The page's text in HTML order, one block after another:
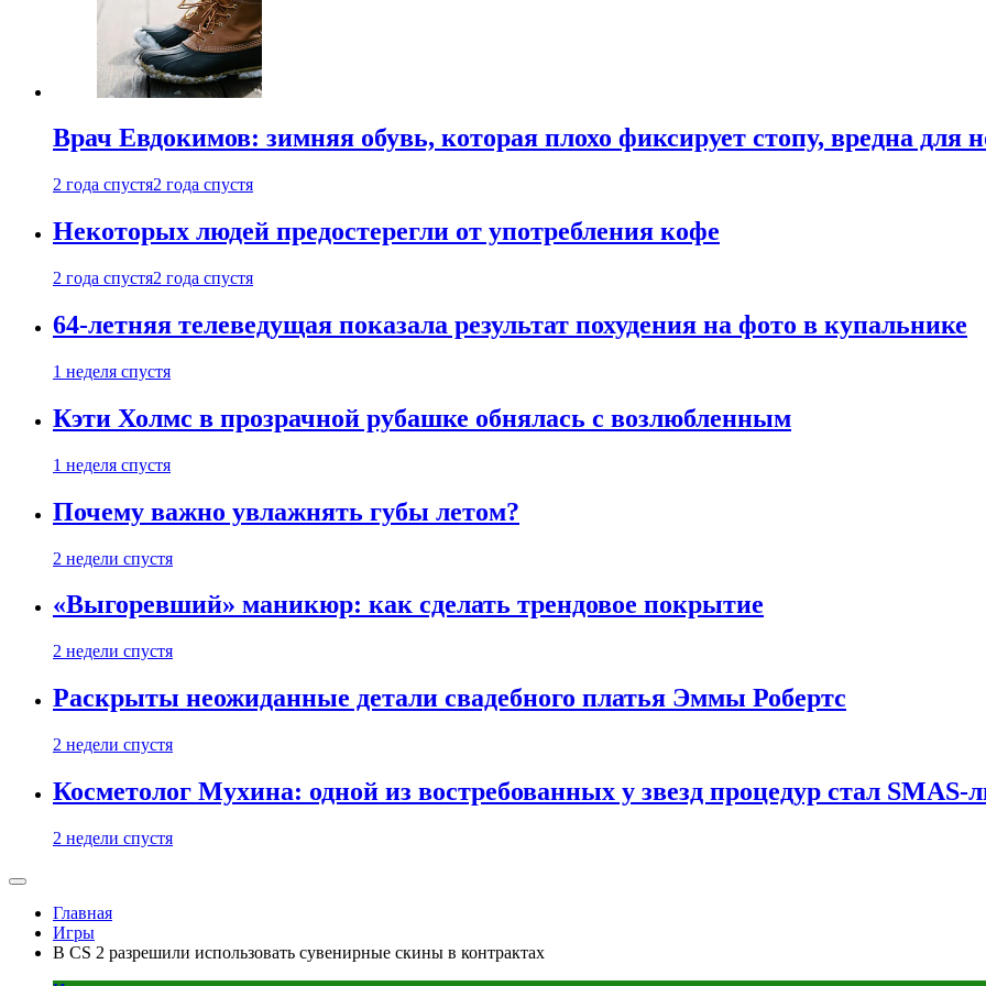
Врач Евдокимов: зимняя обувь, которая плохо фиксирует стопу, вредна для
2 года спустя2 года спустя
Некоторых людей предостерегли от употребления кофе
2 года спустя2 года спустя
64-летняя телеведущая показала результат похудения на фото в купальнике
1 неделя спустя
Кэти Холмс в прозрачной рубашке обнялась с возлюбленным
1 неделя спустя
Почему важно увлажнять губы летом?
2 недели спустя
«Выгоревший» маникюр: как сделать трендовое покрытие
2 недели спустя
Раскрыты неожиданные детали свадебного платья Эммы Робертс
2 недели спустя
Косметолог Мухина: одной из востребованных у звезд процедур стал SMAS-
2 недели спустя
Главная
Игры
В CS 2 разрешили использовать сувенирные скины в контрактах